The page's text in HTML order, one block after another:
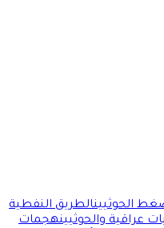
الحوثيينالطريق النفطية
عراقية والحوثيينهجمات